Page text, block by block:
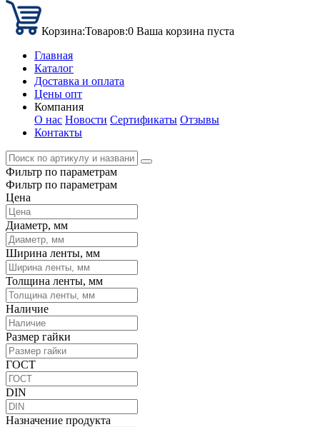
Корзина:Товаров:0 Ваша корзина пуста
Главная
Каталог
Доставка и оплата
Цены опт
Компания
О нас Новости Сертификаты Отзывы
Контакты
Фильтр по параметрам
Фильтр по параметрам
Цена
Диаметр, мм
Ширина ленты, мм
Толщина ленты, мм
Наличие
Размер гайки
ГОСТ
DIN
Назначение продукта